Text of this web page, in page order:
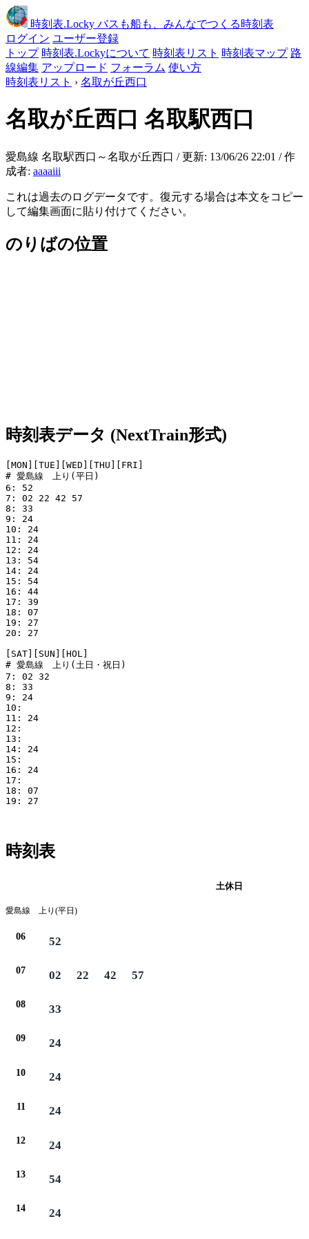
時刻表.Locky バスも船も、みんなでつくる時刻表
ログイン ユーザー登録
トップ 時刻表.Lockyについて 時刻表リスト 時刻表マップ 路
線編集 アップロード フォーラム 使い方
時刻表リスト › 名取が丘西口
名取が丘西口 名取駅西口
愛島線 名取駅西口～名取が丘西口 / 更新: 13/06/26 22:01 / 作
成者: aaaaiii
これは過去のログデータです。復元する場合は本文をコピー
して編集画面に貼り付けてください。
のりばの位置
時刻表データ (NextTrain形式)
[MON][TUE][WED][THU][FRI]
# 愛島線　上り(平日)
6: 52
7: 02 22 42 57
8: 33
9: 24
10: 24
11: 24
12: 24
13: 54
14: 24
15: 54
16: 44
17: 39
18: 07
19: 27
20: 27
[SAT][SUN][HOL]
# 愛島線　上り(土日・祝日)
7: 02 32
8: 33
9: 24
10:
11: 24
12:
13:
14: 24
15:
16: 24
17:
18: 07
19: 27
時刻表
土休日
愛島線 上り(平日)
06 52
07 02 22 42 57
08 33
09 24
10 24
11 24
12 24
13 54
14 24